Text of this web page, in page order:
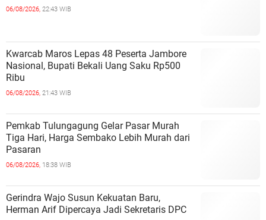
06/08/2026, 22:43 WIB
Kwarcab Maros Lepas 48 Peserta Jambore
Nasional, Bupati Bekali Uang Saku Rp500
Ribu
06/08/2026, 21:43 WIB
Pemkab Tulungagung Gelar Pasar Murah
Tiga Hari, Harga Sembako Lebih Murah dari
Pasaran
06/08/2026, 18:38 WIB
Gerindra Wajo Susun Kekuatan Baru,
Herman Arif Dipercaya Jadi Sekretaris DPC